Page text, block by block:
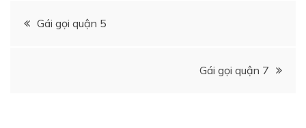
ĐiềuGái gọi quận 5
Gái gọi quận 7